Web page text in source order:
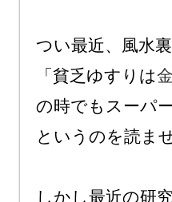
つい最近、風水
「貧乏ゆすりは
の時でもスーパー
というのを読ま
しかし最近の研